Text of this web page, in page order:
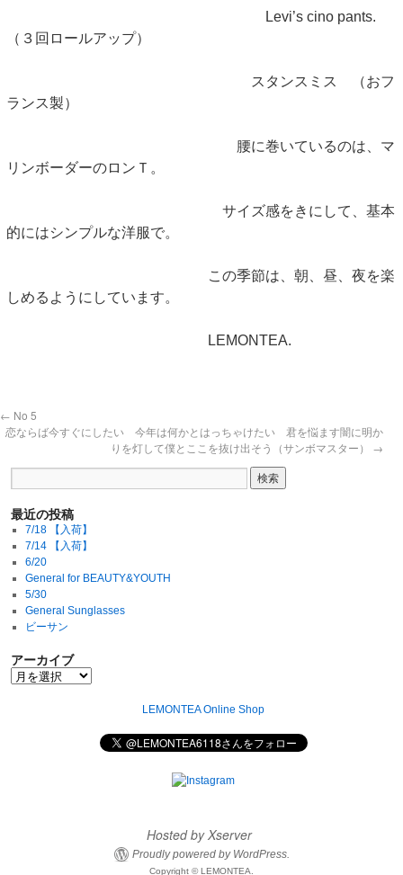
Levi’s cino pants.
（３回ロールアップ）
スタンスミス （おフ
ランス製）
腰に巻いているのは、マ
リンボーダーのロンＴ。
サイズ感をきにして、基本
的にはシンプルな洋服で。
この季節は、朝、昼、夜を楽
しめるようにしています。
LEMONTEA.
← No 5
恋ならば今すぐにしたい 今年は何かとはっちゃけたい 君を悩ます闇に明か
りを灯して僕とここを抜け出そう（サンボマスター） →
最近の投稿
7/18 【入荷】
7/14 【入荷】
6/20
General for BEAUTY&YOUTH
5/30
General Sunglasses
ビーサン
アーカイブ
LEMONTEA Online Shop
Hosted by Xserver
Proudly powered by WordPress.
Copyright © LEMONTEA.